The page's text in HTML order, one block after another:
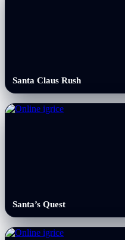
Santa Claus Rush
Santa’s Quest